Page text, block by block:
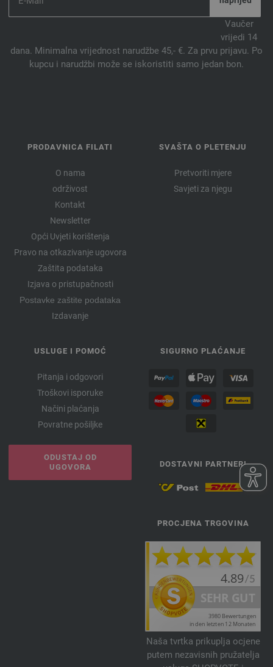
Vaučer
vrijedi 14
dana. Minimalna vrijednost narudžbe 45,- €. Za prvu prijavu. Po
kupcu i narudžbi može se iskoristiti samo jedan bon.
PRODAVNICA FILATI
O nama
održivost
Kontakt
Newsletter
Opći Uvjeti korištenja
Pravo na otkazivanje ugovora
Zaštita podataka
Izjava o pristupačnosti
Postavke zaštite podataka
Izdavanje
SVAŠTA O PLETENJU
Pretvoriti mjere
Savjeti za njegu
USLUGE I POMOĆ
Pitanja i odgovori
Troškovi isporuke
Načini plaćanja
Povratne pošiljke
ODUSTAJ OD
UGOVORA
SIGURNO PLAĆANJE
DOSTAVNI PARTNERI
PROCJENA TRGOVINA
Naša tvrtka prikuplja ocjene
putem nezavisnih pružatelja